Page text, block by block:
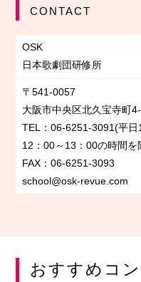
CONTACT
OSK
日本歌劇団研修所
〒541-0057
大阪市中央区北久宝寺町
TEL：06-6251-3091(平
12：00～13：00の時間を
FAX：06-6251-3093
school@osk-revue.com
おすすめコ